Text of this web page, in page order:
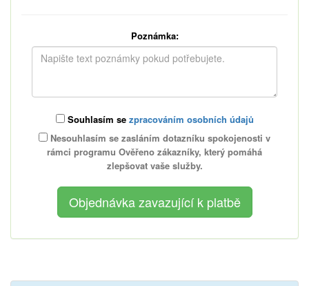
Poznámka:
Souhlasím se zpracováním osobních údajů
Nesouhlasím se zasláním dotazníku spokojenosti v
rámci programu Ověřeno zákazníky, který pomáhá
zlepšovat vaše služby.